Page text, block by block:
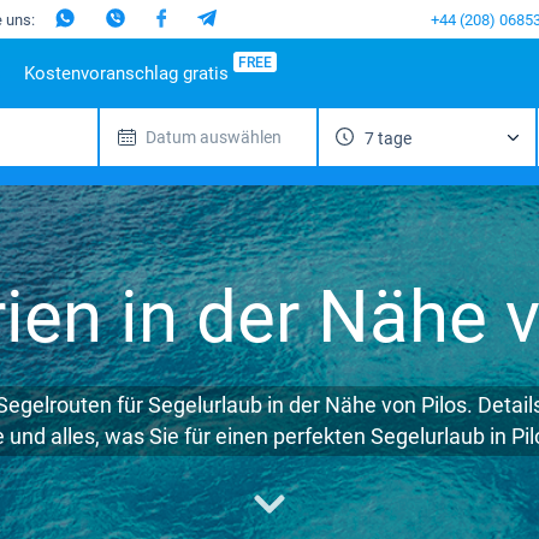
uns: +44 (208)
Reiseziele
Mugla
Beliebte Marinas
D-Marin Lefkas
Marina Dalmacija
D-Marin Gouvia Marina
Marina Baotic
Marina Mandalina
Marina Kornati
Marina Kastela
ACI Dubrovnik
Veruda
Beliebte
Jeanneau
Bavaria
Dufour
Elan
Hanse
Excess
Lagoon
Bali
Fountaine Pajot
Leopard
Spanien
Ibiza
Gran
Canaria
Kanarischen
Inseln
Teneriffa
Balearen
Portugal
Madeira
Italien
Sardinien
Salerno
Neapel
Amalfi
Kostenvoranschlag gratis FREE
Datum auswählen 7 tage
in der Nähe
für Segelurlaub in der Nähe von Pilos.
und alles, was Sie für einen perfekten Segelurlaub in